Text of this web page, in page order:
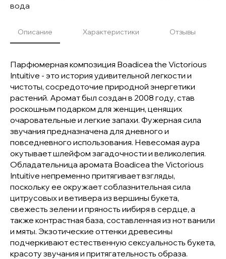
вода
Описание Характеристики Отзывы
Парфюмерная композиция Boadicea the Victorious
Intuitive - это история удивительной легкости и
чистоты, сосредоточие природной энергетики
растений. Аромат был создан в 2008 году, став
роскошным подарком для женщин, ценящих
очаровательные и легкие запахи. Фужерная сила
звучания предназначена для дневного и
повседневного использования. Невесомая аура
окутывает шлейфом загадочности и великолепия.
Обладательница аромата Boadicea the Victorious
Intuitive непременно притягивает взгляды,
поскольку ее окружает соблазнительная сила
цитрусовых и ветивера из вершины букета,
свежесть зелени и пряность иибиря в сердце, а
также контрастная база, составленная из нот ванили
и мяты. Экзотические оттенки древесины
подчеркивают естественную сексуальность букета,
красоту звучания и притягательность образа.